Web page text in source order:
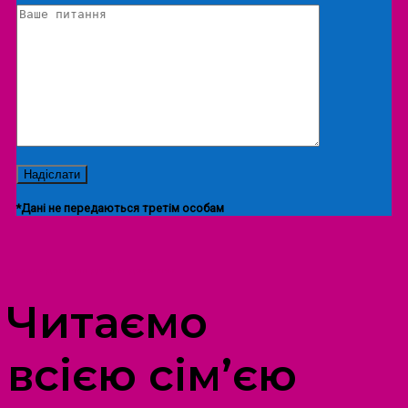
*Дані не передаються третім особам
Читаємо
всією сім’єю